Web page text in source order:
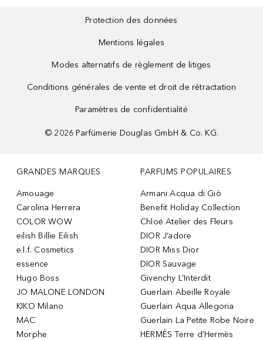
Protection des données
Mentions légales
Modes alternatifs de règlement de litiges
Conditions générales de vente et droit de rétractation
Paramètres de confidentialité
© 2026 Parfümerie Douglas GmbH & Co. KG.
GRANDES MARQUES
Amouage
Carolina Herrera
COLOR WOW
eilish Billie Eilish
e.l.f. Cosmetics
essence
Hugo Boss
JO MALONE LONDON
KIKO Milano
MAC
Morphe
PARFUMS POPULAIRES
Armani Acqua di Giò
Benefit Holiday Collection
Chloé Atelier des Fleurs
DIOR J’adore
DIOR Miss Dior
DIOR Sauvage
Givenchy L’Interdit
Guerlain Abeille Royale
Guerlain Aqua Allegoria
Guerlain La Petite Robe Noire
HERMÈS Terre d’Hermès